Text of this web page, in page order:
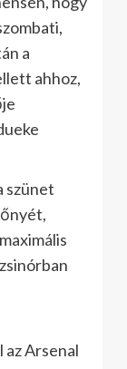
a
ahhoz,
szünet
az Arsenal